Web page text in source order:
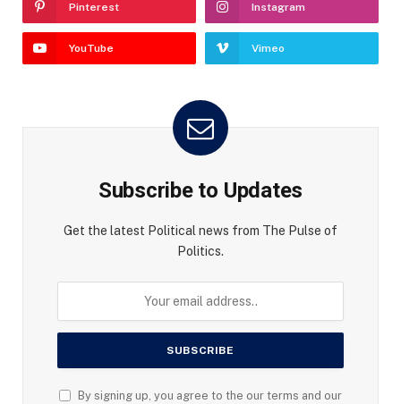
Pinterest Instagram
YouTube Vimeo
Subscribe to Updates
Get the latest Political news from The Pulse of
Politics.
By signing up, you agree to the our terms and our